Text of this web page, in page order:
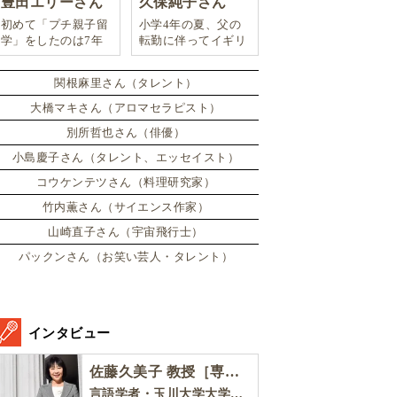
初めて「プチ親子留
学」をしたのは7年
前。娘は2週間ロン
ドンのサマースクー
ルに通い、英語劇に
挑戦したり、
小学4年の夏、父の
転勤に伴ってイギリ
スに引っ越した。
関根麻里さん（タレント）
大橋マキさん（アロマセラピスト）
別所哲也さん（俳優）
小島慶子さん（タレント、エッセイスト）
コウケンテツさん（料理研究家）
竹内薫さん（サイエンス作家）
山崎直子さん（宇宙飛行士）
パックンさん（お笑い芸人・タレント）
インタビュー
佐藤久美子 教授［専門家インタビュー］
言語学者・玉川大学大学院教育学研究科 教授・NHK「えいごであそぼ」総合指導